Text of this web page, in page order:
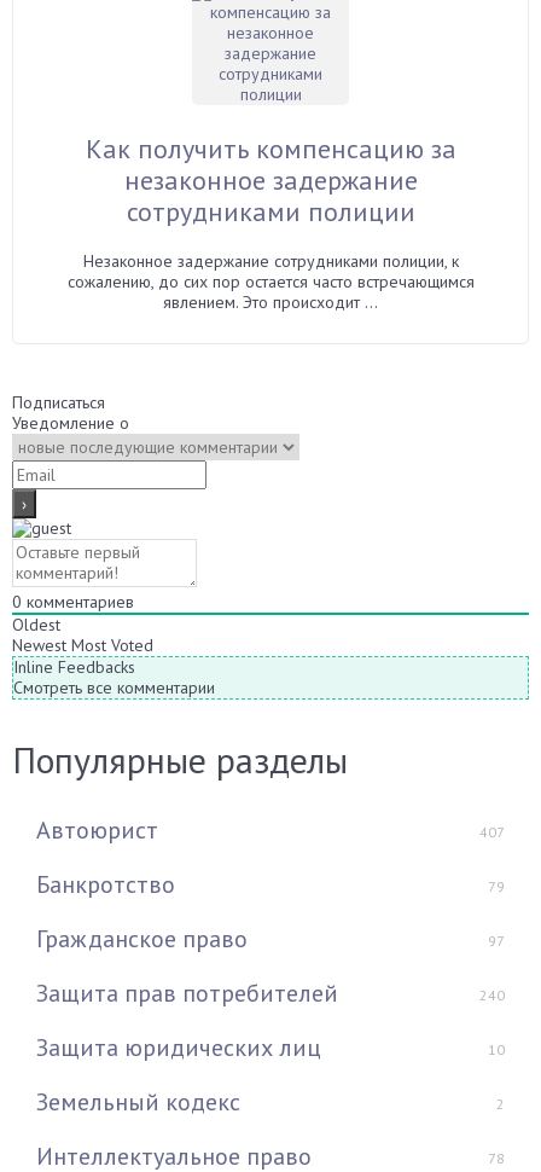
Как получить компенсацию за
незаконное задержание
сотрудниками полиции
Незаконное задержание сотрудниками полиции, к
сожалению, до сих пор остается часто встречающимся
явлением. Это происходит ...
Подписаться
Уведомление о
0 комментариев
Oldest
Newest Most Voted
Inline Feedbacks
Смотреть все комментарии
Популярные разделы
Автоюрист 407
Банкротство 79
Гражданское право 97
Защита прав потребителей 240
Защита юридических лиц 10
Земельный кодекс 2
Интеллектуальное право 78